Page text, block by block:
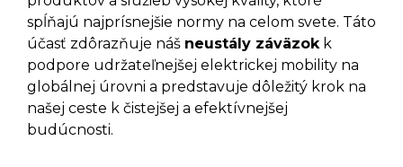
spĺňajú najprísnejšie normy na celom svete. Táto
účasť zdôrazňuje náš neustály záväzokk
podpore udržateľnejšej elektrickej mobility na
globálnej úrovni a predstavuje dôležitý krok na
našej ceste k čistejšej a efektívnejšej
budúcnosti.